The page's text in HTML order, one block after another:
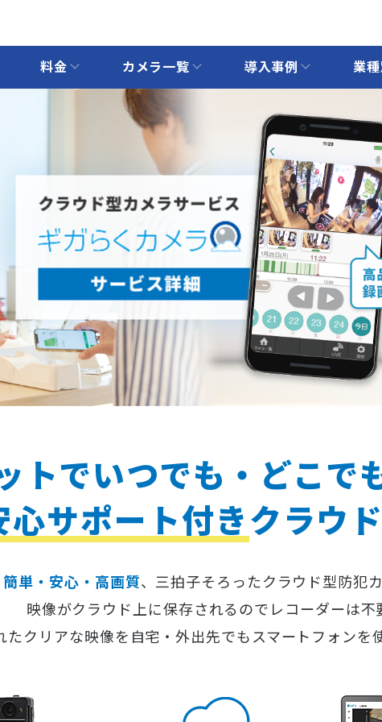
料金 カメラ一覧 導入事例 業
クラウド型カメラサービス
サービス詳細
トでいつでも・どこで
心サポート付きクラウ
簡単・安心・高画質、三拍子そろったクラウド型防犯カ
映像がクラウド上に保存されるのでレコーダーは不
たクリアな映像を自宅・外出先でもスマートフォンを